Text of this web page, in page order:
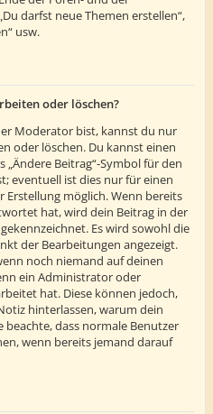
darfst neue Themen erstellen“,
usw.
oder löschen?
Moderator bist, kannst du nur
oder löschen. Du kannst einen
Beitrag“-Symbol für den
eventuell ist dies nur für einen
Erstellung möglich. Wenn bereits
hat, wird dein Beitrag in der
Es wird sowohl die
der Bearbeitungen angezeigt.
noch niemand auf deinen
ein Administrator oder
hat. Diese können jedoch,
hinterlassen, warum dein
dass normale Benutzer
wenn bereits jemand darauf